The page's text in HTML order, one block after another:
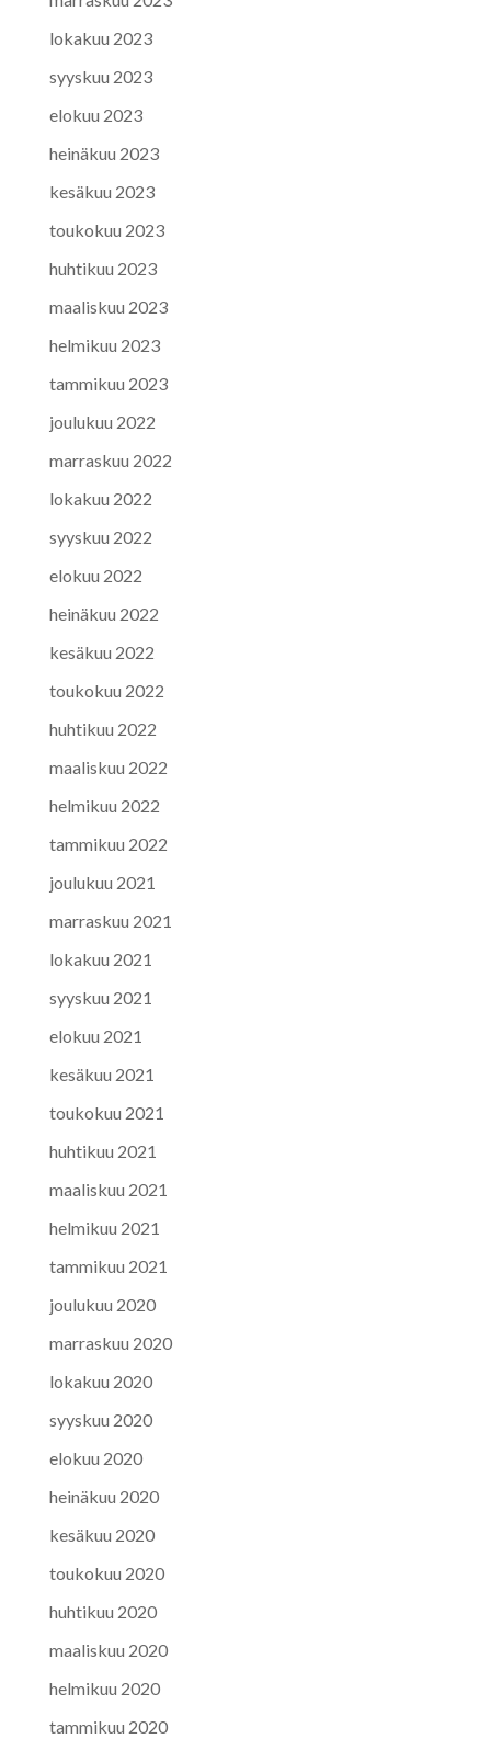
lokakuu 2023
syyskuu 2023
elokuu 2023
heinäkuu 2023
kesäkuu 2023
toukokuu 2023
huhtikuu 2023
maaliskuu 2023
helmikuu 2023
tammikuu 2023
joulukuu 2022
marraskuu 2022
lokakuu 2022
syyskuu 2022
elokuu 2022
heinäkuu 2022
kesäkuu 2022
toukokuu 2022
huhtikuu 2022
maaliskuu 2022
helmikuu 2022
tammikuu 2022
joulukuu 2021
marraskuu 2021
lokakuu 2021
syyskuu 2021
elokuu 2021
kesäkuu 2021
toukokuu 2021
huhtikuu 2021
maaliskuu 2021
helmikuu 2021
tammikuu 2021
joulukuu 2020
marraskuu 2020
lokakuu 2020
syyskuu 2020
elokuu 2020
heinäkuu 2020
kesäkuu 2020
toukokuu 2020
huhtikuu 2020
maaliskuu 2020
helmikuu 2020
tammikuu 2020